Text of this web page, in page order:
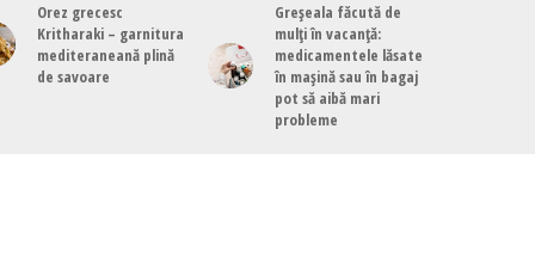
Orez grecesc
Kritharaki – garnitura
mediteraneană plină
de savoare
Greșeala făcută de
mulți în vacanță:
medicamentele lăsate
în mașină sau în bagaj
pot să aibă mari
probleme